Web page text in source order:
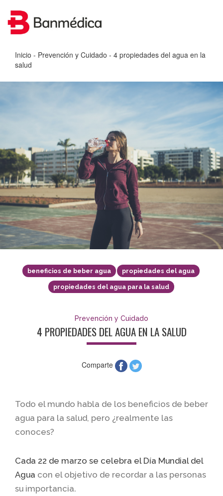
Inicio - Prevención y Cuidado - 4 propiedades del agua en la
salud
beneficios de beber agua propiedades del agua
propiedades del agua para la salud
Prevención y Cuidado
4 PROPIEDADES DEL AGUA EN LA SALUD
Comparte
Todo el mundo habla de los beneficios de beber
agua para la salud, pero ¿realmente las
conoces?
Cada 22 de marzo se celebra el Día Mundial del
Agua con el objetivo de recordar a las personas
su importancia.